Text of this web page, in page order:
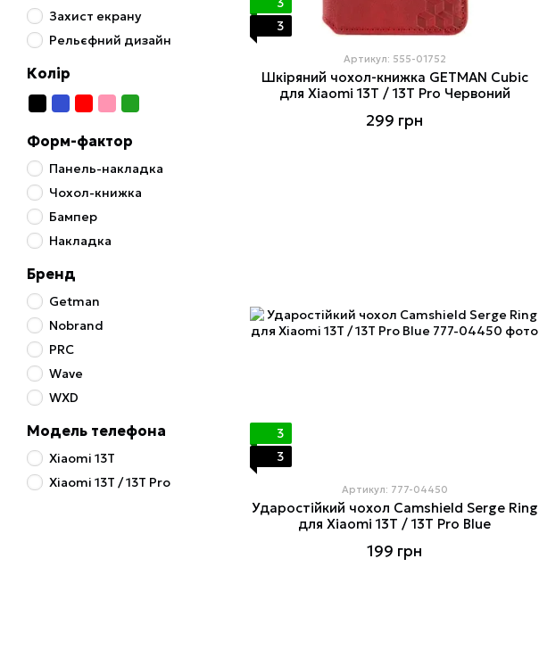
3
Артикул: 555-01752
Шкіряний чохол-книжка GETMAN Cubic
для Xiaomi 13T / 13T Pro Червоний
299 грн
3
3
Артикул: 777-04450
Ударостійкий чохол Camshield Serge Ring
для Xiaomi 13T / 13T Pro Blue
199 грн
Захист екрану
Рельєфний дизайн
Колір
Форм-фактор
Панель-накладка
Чохол-книжка
Бампер
Накладка
Бренд
Getman
Nobrand
PRC
Wave
WXD
Модель телефона
Xiaomi 13T
Xiaomi 13T / 13T Pro